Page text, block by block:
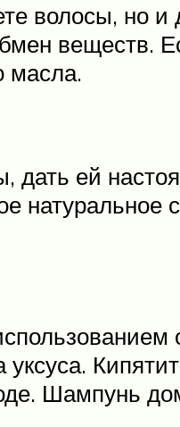
волосы, но
веществ.
масла.
ей
Шампунь